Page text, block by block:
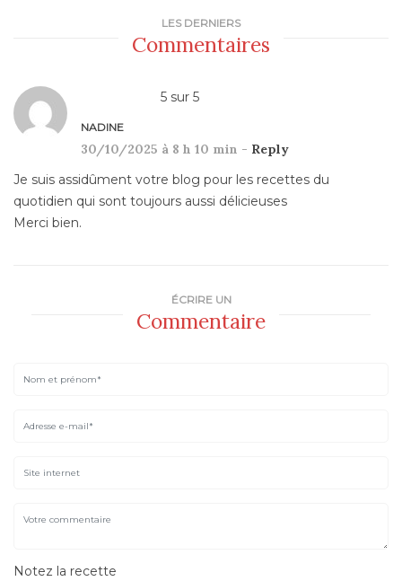
LES DERNIERS
Commentaires
5 sur 5
NADINE
30/10/2025 à 8 h 10 min - Reply
Je suis assidûment votre blog pour les recettes du
quotidien qui sont toujours aussi délicieuses
Merci bien.
ÉCRIRE UN
Commentaire
Notez la recette